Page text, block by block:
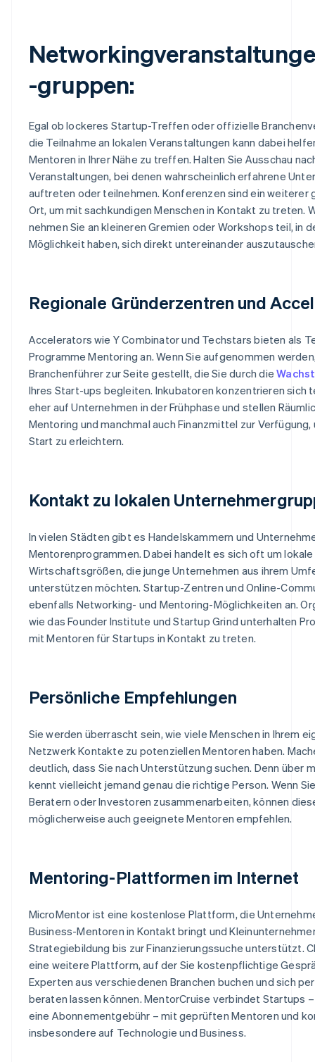
-gruppen:
Egal ob lockeres Startup-Treffen oder offizielle
die Teilnahme an lokalen Veranstaltungen kann dabei
Mentoren in Ihrer Nähe zu treffen. Halten Sie Ausschau
Veranstaltungen, bei denen wahrscheinlich erfahrene
auftreten oder teilnehmen. Konferenzen sind ein weiterer
Ort, um mit sachkundigen Menschen in Kontakt zu treten.
nehmen Sie an kleineren Gremien oder Workshops teil, in
Möglichkeit haben, sich direkt untereinander
Regionale Gründerzentren und
Accelerators wie Y Combinator und Techstars bieten als
Programme Mentoring an. Wenn Sie aufgenommen
Branchenführer zur Seite gestellt, die Sie durch die
Ihres Start-ups begleiten. Inkubatoren konzentrieren sich
eher auf Unternehmen in der Frühphase und stellen
Mentoring und manchmal auch Finanzmittel zur Verfügung,
Start zu erleichtern.
Kontakt zu lokalen
In vielen Städten gibt es Handelskammern und
Mentorenprogrammen. Dabei handelt es sich oft um lokale
Wirtschaftsgrößen, die junge Unternehmen aus ihrem
unterstützen möchten. Startup-Zentren und Online-
ebenfalls Networking- und Mentoring-Möglichkeiten an.
wie das Founder Institute und Startup Grind unterhalten
mit Mentoren für Startups in Kontakt zu treten.
Persönliche Empfehlungen
Sie werden überrascht sein, wie viele Menschen in Ihrem
Netzwerk Kontakte zu potenziellen Mentoren haben.
deutlich, dass Sie nach Unterstützung suchen. Denn über
kennt vielleicht jemand genau die richtige Person. Wenn
Beratern oder Investoren zusammenarbeiten, können
möglicherweise auch geeignete Mentoren empfehlen.
Mentoring-Plattformen im Internet
MicroMentor ist eine kostenlose Plattform, die
Business-Mentoren in Kontakt bringt und
Strategiebildung bis zur Finanzierungssuche unterstützt.
eine weitere Plattform, auf der Sie kostenpflichtige
Experten aus verschiedenen Branchen buchen und sich
beraten lassen können. MentorCruise verbindet Startups
eine Abonnementgebühr – mit geprüften Mentoren und
insbesondere auf Technologie und Business.